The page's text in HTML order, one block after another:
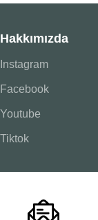
Hakkımızda
Instagram
Facebook
Youtube
Tiktok